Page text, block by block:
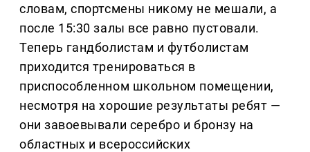
словам, спортсмены никому не мешали, а
после 15:30 залы все равно пустовали.
Теперь гандболистам и футболистам
приходится тренироваться в
приспособленном школьном помещении,
несмотря на хорошие результаты ребят —
они завоевывали серебро и бронзу на
областных и всероссийских